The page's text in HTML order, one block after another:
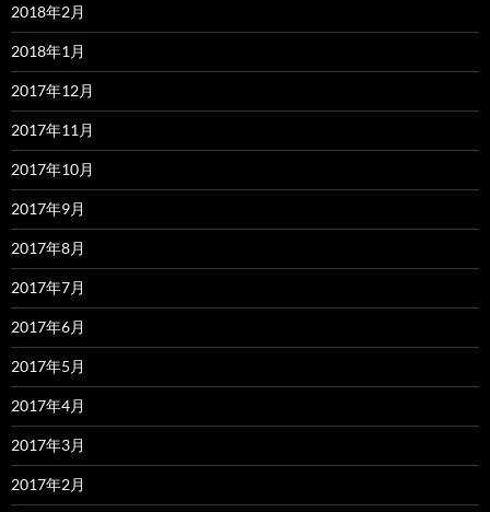
2018年2月
2018年1月
2017年12月
2017年11月
2017年10月
2017年9月
2017年8月
2017年7月
2017年6月
2017年5月
2017年4月
2017年3月
2017年2月